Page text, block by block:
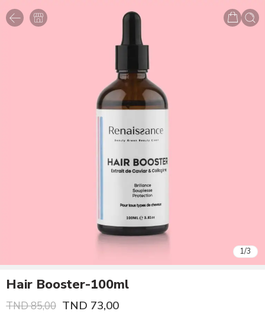
1/3
Hair Booster-100ml
TND85,00 TND 73,00